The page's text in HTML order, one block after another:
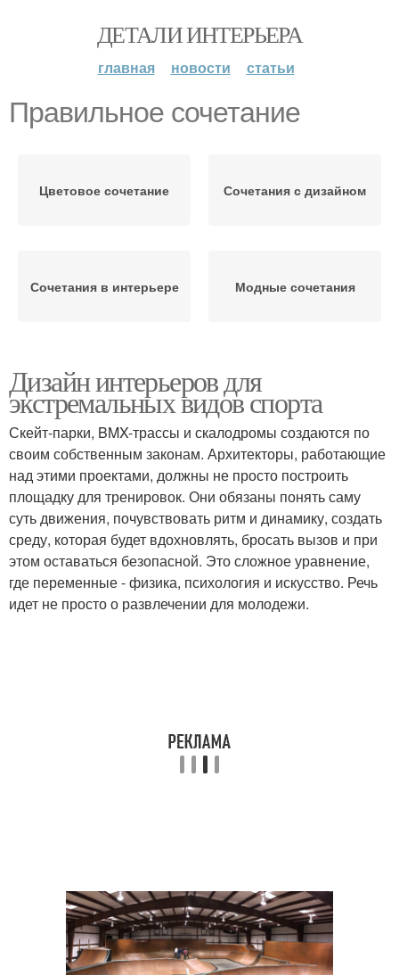
ДЕТАЛИ ИНТЕРЬЕРА
главная новости статьи
Правильное сочетание
Цветовое сочетание Сочетания с дизайном
Сочетания в интерьере Модные сочетания
Дизайн интерьеров для
экстремальных видов спорта
Скейт-парки, BMX-трассы и скалодромы создаются по
своим собственным законам. Архитекторы, работающие
над этими проектами, должны не просто построить
площадку для тренировок. Они обязаны понять саму
суть движения, почувствовать ритм и динамику, создать
среду, которая будет вдохновлять, бросать вызов и при
этом оставаться безопасной. Это сложное уравнение,
где переменные - физика, психология и искусство. Речь
идет не просто о развлечении для молодежи.